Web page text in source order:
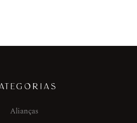
Alianças